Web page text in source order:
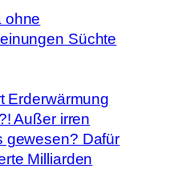
ohne
Süchte
Erderwärmung
Außer irren
gewesen? Dafür
Milliarden